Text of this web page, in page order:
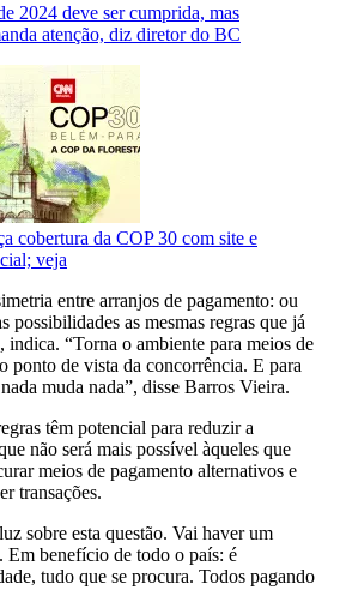
2024 deve ser cumprida, mas
atenção, diz diretor do BC
cobertura da COP 30 com site e
veja
entre arranjos de pagamento: ou
possibilidades as mesmas regras que já
indica. “Torna o ambiente para meios de
ponto de vista da concorrência. E para
muda nada”, disse Barros Vieira.
têm potencial para reduzir a
não será mais possível àqueles que
meios de pagamento alternativos e
transações.
sobre esta questão. Vai haver um
Em benefício de todo o país: é
tudo que se procura. Todos pagando